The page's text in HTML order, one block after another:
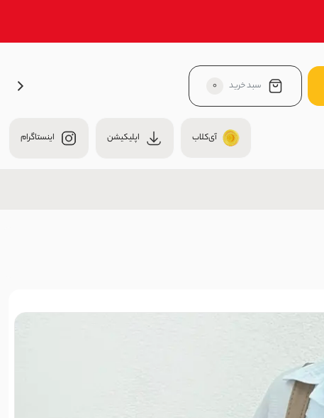
سبد خرید 0
آی‌کلاب اپلیکیشن اینستاگرام